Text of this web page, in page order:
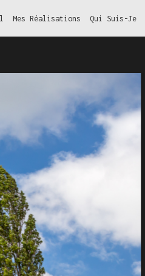
Mes Réalisations Qui Suis-Je